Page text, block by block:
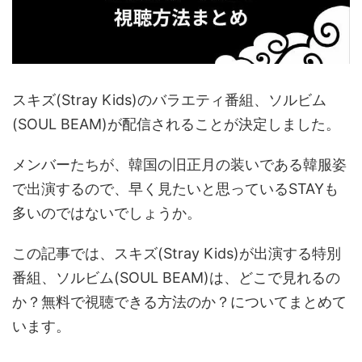
スキズ(Stray Kids)のバラエティ番組、ソルビム
(SOUL BEAM)が配信されることが決定しました。
メンバーたちが、韓国の旧正月の装いである韓服姿
で出演するので、早く見たいと思っているSTAYも
多いのではないでしょうか。
この記事では、スキズ(Stray Kids)が出演する特別
番組、ソルビム(SOUL BEAM)は、どこで見れるの
か？無料で視聴できる方法のか？についてまとめて
います。